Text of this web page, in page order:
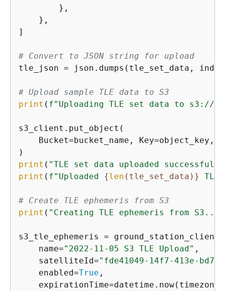
        },
    },
]
# Convert to JSON string for upload
tle_json = json.dumps(tle_set_data,
# Upload sample TLE data to S3
print ( f"Uploading TLE set data to s3://
s3_client.put_object(
Bucket=bucket_name, Key=object_key,
print ( "TLE set data uploaded
print ( f"Uploaded {len (tle_set_data)}
# Create TLE ephemeris from S3
print ( "Creating TLE ephemeris from S3..."
s3_tle_ephemeris =
    name=
"2022-11-05 S3 TLE Upload" ,
    satelliteId=
"fde41049-14f7-413e-bd7b-
    enabled=
True ,